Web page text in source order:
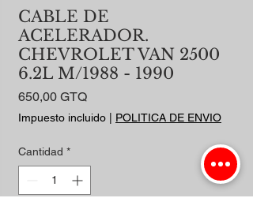
CABLE DE
ACELERADOR.
CHEVROLET VAN 2500
6.2L M/1988 - 1990
650,00 GTQPrecio
Impuesto incluido POLITICA DE ENVIO
Cantidad *